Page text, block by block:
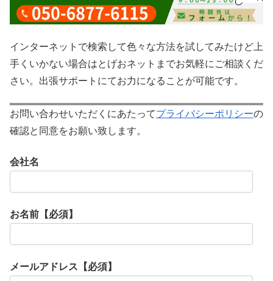
インターネットで検索して色々な方法を試してみたけど上
手くいかない場合はとげおネットまでお気軽にご相談くだ
さい。出張サポートにてお力になることが可能です。
お問い合わせいただくにあたってプライバシーポリシーの
確認と同意をお願い致します。
会社名
お名前【必須】
メールアドレス【必須】